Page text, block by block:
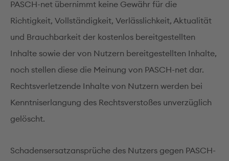
PASCH-net übernimmt keine Gewähr für die
Richtigkeit, Vollständigkeit, Verlässlichkeit, Aktualität
und Brauchbarkeit der kostenlos bereitgestellten
Inhalte sowie der von Nutzern bereitgestellten Inhalte,
noch stellen diese die Meinung von PASCH-net dar.
Rechtsverletzende Inhalte von Nutzern werden bei
Kenntniserlangung des Rechtsverstoßes unverzüglich
gelöscht.
Schadensersatzansprüche des Nutzers gegen PASCH-